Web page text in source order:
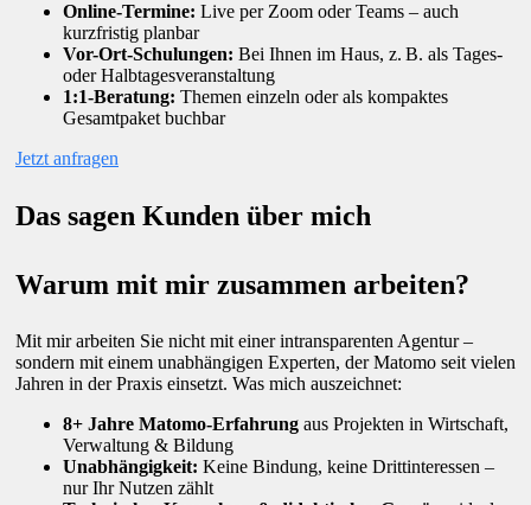
Online-Termine: Live per Zoom oder Teams – auch
kurzfristig planbar
Vor-Ort-Schulungen: Bei Ihnen im Haus, z. B. als Tages-
oder Halbtagesveranstaltung
1:1-Beratung: Themen einzeln oder als kompaktes
Gesamtpaket buchbar
Jetzt anfragen
Das sagen Kunden über mich
Warum mit mir zusammen arbeiten?
Mit mir arbeiten Sie nicht mit einer intransparenten Agentur –
sondern mit einem unabhängigen Experten, der Matomo seit vielen
Jahren in der Praxis einsetzt. Was mich auszeichnet:
8+ Jahre Matomo-Erfahrung aus Projekten in Wirtschaft,
Verwaltung & Bildung
Unabhängigkeit: Keine Bindung, keine Drittinteressen –
nur Ihr Nutzen zählt